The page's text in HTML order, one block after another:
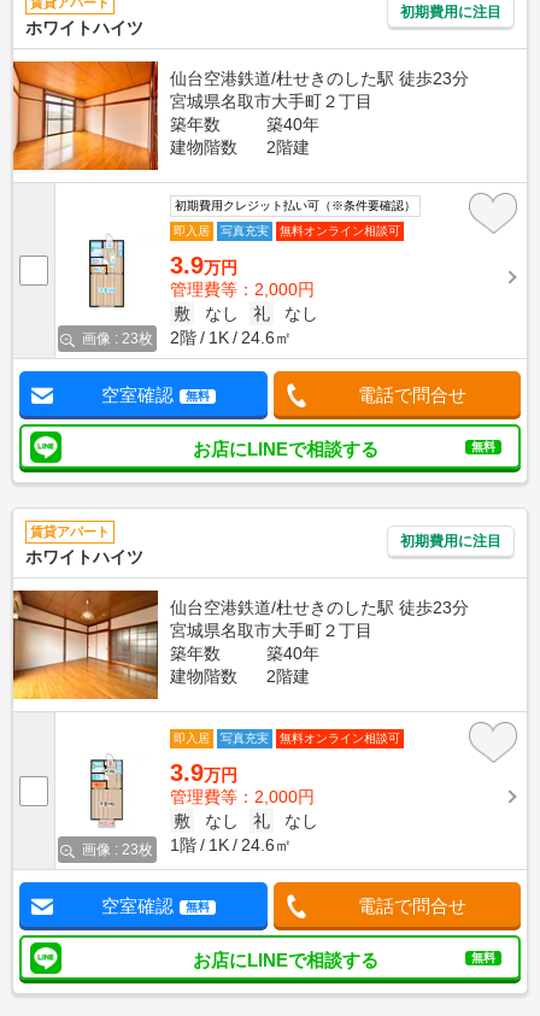
ホワイトハイツ
初期費用に注目
仙台空港鉄道/杜せきのした駅 徒歩23分
宮城県名取市大手町２丁目
築年数
築40年
建物階数
2階建
画像 : 23枚
初期費用クレジット払い可（※条件要確認）
即入居
写真充実 無料オンライン相談可
3.9万円
管理費等：2,000円
敷
なし 礼
なし
2階
1K 24.6㎡
空室確認 無料 電話で問合せ
お店にLINEで相談する 無料
賃貸アパート
ホワイトハイツ
初期費用に注目
仙台空港鉄道/杜せきのした駅 徒歩23分
宮城県名取市大手町２丁目
築年数
築40年
建物階数
2階建
画像 : 23枚
即入居 写真充実 無料オンライン相談可
3.9万円
管理費等：2,000円
敷
なし 礼
なし
1階
1K 24.6㎡
空室確認 無料 電話で問合せ
お店にLINEで相談する 無料